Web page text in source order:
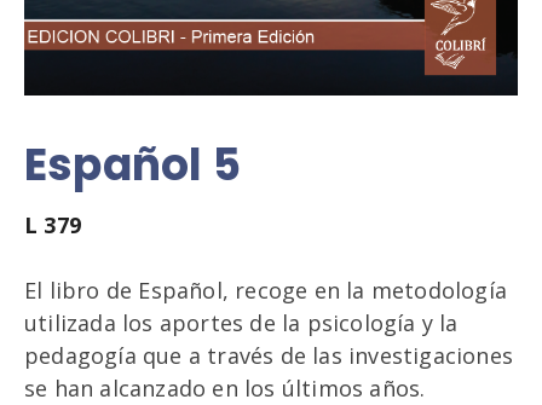
Español 5
L 379
El libro de Español, recoge en la metodología
utilizada los aportes de la psicología y la
pedagogía que a través de las investigaciones
se han alcanzado en los últimos años.